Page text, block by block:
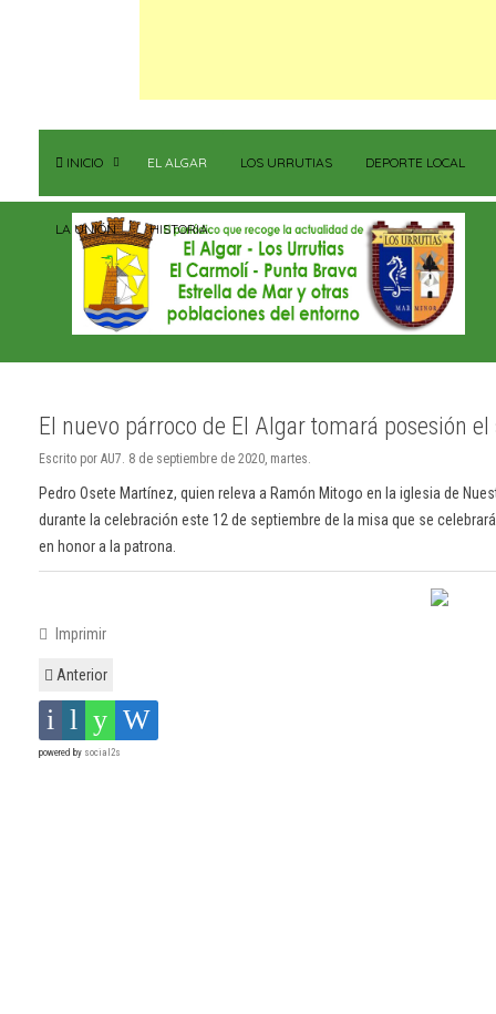
INICIO EL ALGAR LOS URRUTIAS DEPORTE LOCAL
LA UNIÓN HISTORIA
El nuevo párroco de El Algar tomará posesión el
Escrito por AU7. 8 de septiembre de 2020, martes.
Pedro Osete Martínez, quien releva a Ramón Mitogo en la iglesia de
durante la celebración este 12 de septiembre de la misa que se
en honor a la patrona.
Imprimir
Anterior
powered by social2s